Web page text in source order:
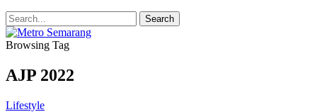
Browsing Tag
AJP 2022
Lifestyle